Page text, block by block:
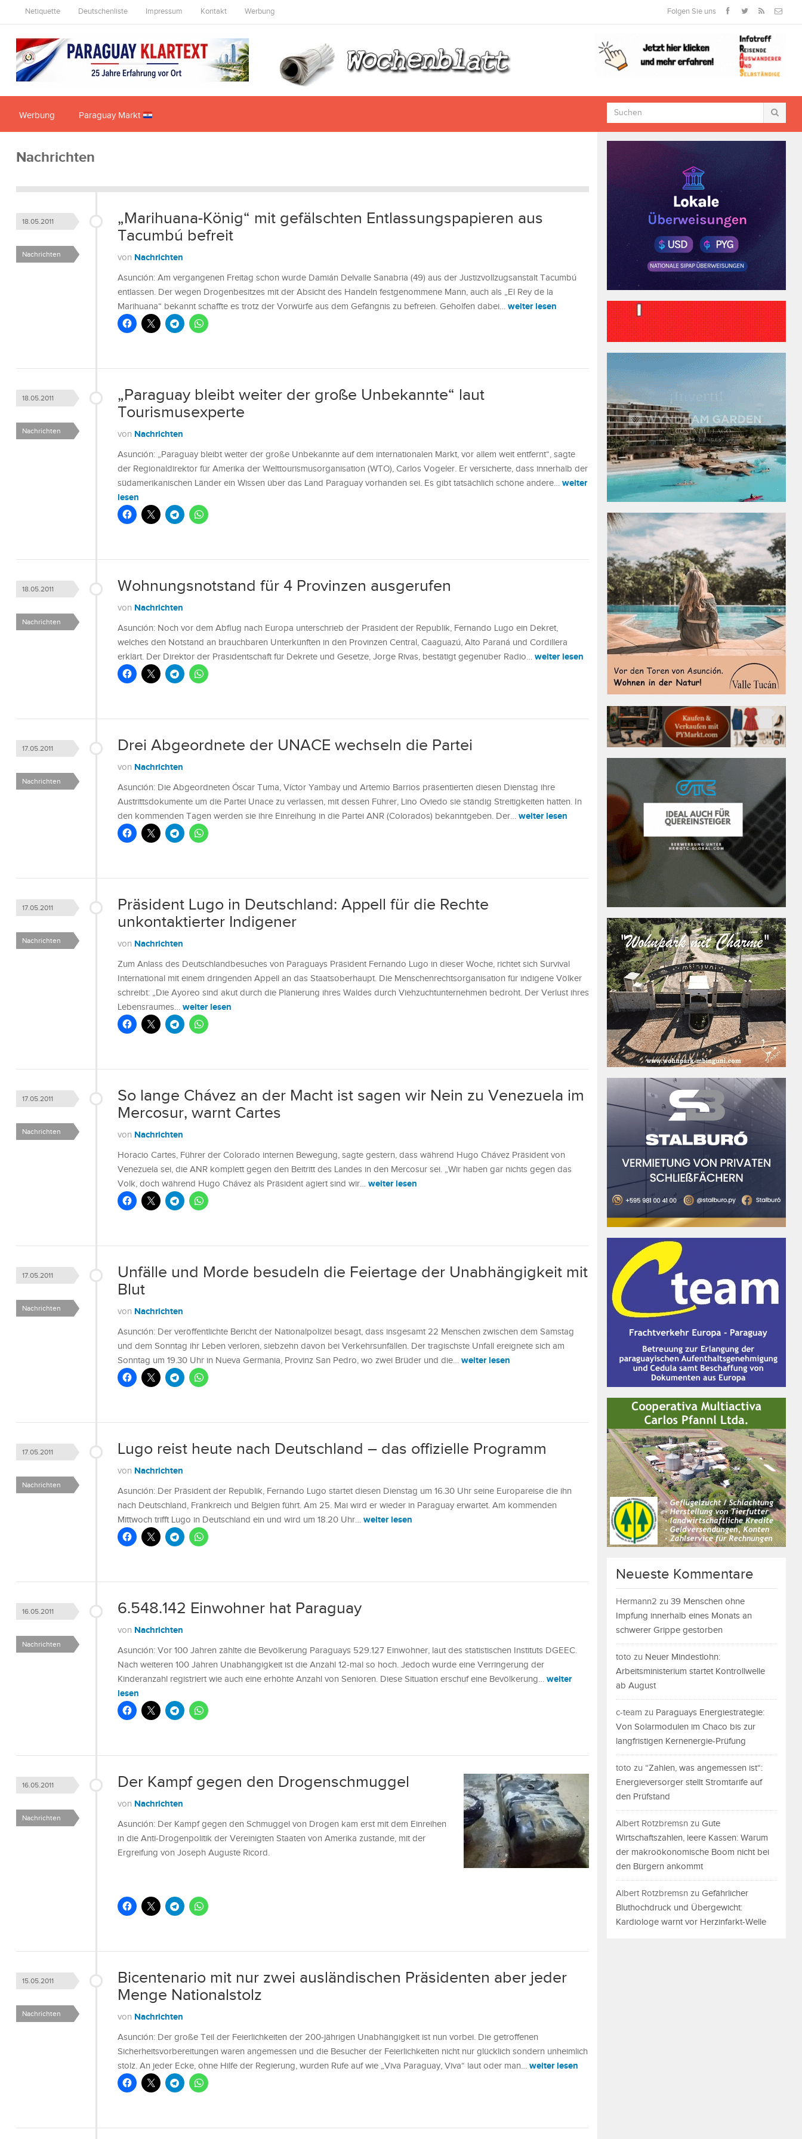
Netiquette Deutschenliste Impressum Kontakt Werbung Folgen Sie uns
Werbung Paraguay Markt
Nachrichten
„Marihuana-König“ mit gefälschten Entlassungspapieren aus
Tacumbú befreit
18.05.2011
von Nachrichten
Nachrichten
Asunción: Am vergangenen Freitag schon wurde Damián Delvalle Sanabria (49) aus der Justizvollzugsanstalt Tacumbú
entlassen. Der wegen Drogenbesitzes mit der Absicht des Handeln festgenommene Mann, auch als „El Rey de la
Marihuana“ bekannt schaffte es trotz der Vorwürfe aus dem Gefängnis zu befreien. Geholfen dabei… weiter lesen
„Paraguay bleibt weiter der große Unbekannte“ laut
Tourismusexperte
18.05.2011
von Nachrichten
Nachrichten
Asunción: „Paraguay bleibt weiter der große Unbekannte auf dem internationalen Markt, vor allem weit entfernt“, sagte
der Regionaldirektor für Amerika der Welttourismusorganisation (WTO), Carlos Vogeler. Er versicherte, dass innerhalb der
südamerikanischen Länder ein Wissen über das Land Paraguay vorhanden sei. Es gibt tatsächlich schöne andere… weiter
lesen
Wohnungsnotstand für 4 Provinzen ausgerufen
18.05.2011
von Nachrichten
Nachrichten
Asunción: Noch vor dem Abflug nach Europa unterschrieb der Präsident der Republik, Fernando Lugo ein Dekret,
welches den Notstand an brauchbaren Unterkünften in den Provinzen Central, Caaguazú, Alto Paraná und Cordillera
erklärt. Der Direktor der Präsidentschaft für Dekrete und Gesetze, Jorge Rivas, bestätigt gegenüber Radio… weiter lesen
Drei Abgeordnete der UNACE wechseln die Partei
17.05.2011
von Nachrichten
Nachrichten
Asunción: Die Abgeordneten Óscar Tuma, Víctor Yambay und Artemio Barrios präsentierten diesen Dienstag ihre
Austrittsdokumente um die Partei Unace zu verlassen, mit dessen Führer, Lino Oviedo sie ständig Streitigkeiten hatten. In
den kommenden Tagen werden sie ihre Einreihung in die Partei ANR (Colorados) bekanntgeben. Der… weiter lesen
Präsident Lugo in Deutschland: Appell für die Rechte
unkontaktierter Indigener
17.05.2011
von Nachrichten
Nachrichten
Zum Anlass des Deutschlandbesuches von Paraguays Präsident Fernando Lugo in dieser Woche, richtet sich Survival
International mit einem dringenden Appell an das Staatsoberhaupt. Die Menschenrechtsorganisation für indigene Völker
schreibt: „Die Ayoreo sind akut durch die Planierung ihres Waldes durch Viehzuchtunternehmen bedroht. Der Verlust ihres
Lebensraumes… weiter lesen
So lange Chávez an der Macht ist sagen wir Nein zu Venezuela im
Mercosur, warnt Cartes
17.05.2011
von Nachrichten
Nachrichten
Horacio Cartes, Führer der Colorado internen Bewegung, sagte gestern, dass während Hugo Chávez Präsident von
Venezuela sei, die ANR komplett gegen den Beitritt des Landes in den Mercosur sei. „Wir haben gar nichts gegen das
Volk, doch während Hugo Chávez als Präsident agiert sind wir… weiter lesen
Unfälle und Morde besudeln die Feiertage der Unabhängigkeit mit
Blut
17.05.2011
von Nachrichten
Nachrichten
Asunción: Der veröffentlichte Bericht der Nationalpolizei besagt, dass insgesamt 22 Menschen zwischen dem Samstag
und dem Sonntag ihr Leben verloren, siebzehn davon bei Verkehrsunfällen. Der tragischste Unfall ereignete sich am
Sonntag um 19.30 Uhr in Nueva Germania, Provinz San Pedro, wo zwei Brüder und die… weiter lesen
Lugo reist heute nach Deutschland – das offizielle Programm
17.05.2011
von Nachrichten
Nachrichten
Asunción: Der Präsident der Republik, Fernando Lugo startet diesen Dienstag um 16.30 Uhr seine Europareise die ihn
nach Deutschland, Frankreich und Belgien führt. Am 25. Mai wird er wieder in Paraguay erwartet. Am kommenden
Mittwoch trifft Lugo in Deutschland ein und wird um 18.20 Uhr… weiter lesen
6.548.142 Einwohner hat Paraguay
16.05.2011
von Nachrichten
Nachrichten
Asunción: Vor 100 Jahren zählte die Bevölkerung Paraguays 529.127 Einwohner, laut des statistischen Instituts DGEEC.
Nach weiteren 100 Jahren Unabhängigkeit ist die Anzahl 12-mal so hoch. Jedoch wurde eine Verringerung der
Kinderanzahl registriert wie auch eine erhöhte Anzahl von Senioren. Diese Situation erschuf eine Bevölkerung… weiter
lesen
Der Kampf gegen den Drogenschmuggel
16.05.2011
von Nachrichten
Nachrichten
Asunción: Der Kampf gegen den Schmuggel von Drogen kam erst mit dem Einreihen
in die Anti-Drogenpolitik der Vereinigten Staaten von Amerika zustande, mit der
Ergreifung von Joseph Auguste Ricord.
Bicentenario mit nur zwei ausländischen Präsidenten aber jeder
Menge Nationalstolz
15.05.2011
von Nachrichten
Nachrichten
Asunción: Der große Teil der Feierlichkeiten der 200-jährigen Unabhängigkeit ist nun vorbei. Die getroffenen
Sicherheitsvorbereitungen waren angemessen und die Besucher der Feierlichkeiten nicht nur glücklich sondern unheimlich
stolz. An jeder Ecke, ohne Hilfe der Regierung, wurden Rufe auf wie „Viva Paraguay, Viva“ laut oder man… weiter lesen
Neueste Kommentare
Hermann2 zu 39 Menschen ohne
Impfung innerhalb eines Monats an
schwerer Grippe gestorben
toto zu Neuer Mindestlohn:
Arbeitsministerium startet Kontrollwelle
ab August
c-team zu Paraguays Energiestrategie:
Von Solarmodulen im Chaco bis zur
langfristigen Kernenergie-Prüfung
toto zu “Zahlen, was angemessen ist“:
Energieversorger stellt Stromtarife auf
den Prüfstand
Albert Rotzbremsn zu Gute
Wirtschaftszahlen, leere Kassen: Warum
der makroökonomische Boom nicht bei
den Bürgern ankommt
Albert Rotzbremsn zu Gefährlicher
Bluthochdruck und Übergewicht:
Kardiologe warnt vor Herzinfarkt-Welle